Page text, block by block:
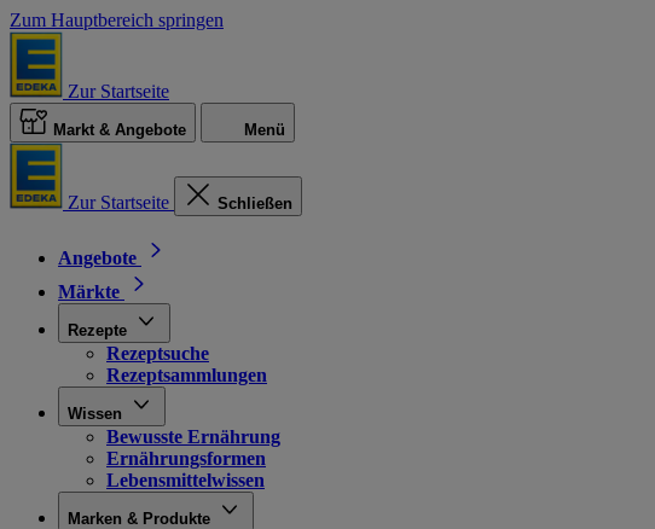
Zum Hauptbereich springen
Zur Startseite
Markt & Angebote Menü
Zur Startseite Schließen
Angebote
Märkte
Rezepte
Rezeptsuche
Rezeptsammlungen
Wissen
Bewusste Ernährung
Ernährungsformen
Lebensmittelwissen
Marken & Produkte